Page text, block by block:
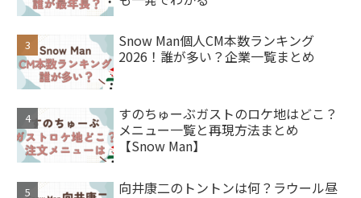
Snow Man個人CM本数ランキング
2026！誰が多い？企業一覧まとめ
すのちゅーぶガストのロケ地はどこ？
メニュー一覧と再現方法まとめ
【Snow Man】
向井康二のトントンは何？ラウール昼